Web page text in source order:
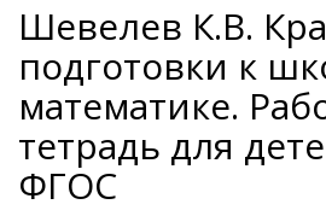
Шевелев К.В.
подготовки к
математике.
тетрадь для
ФГОС